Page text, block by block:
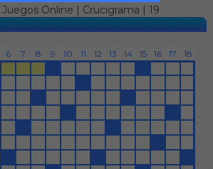
Juegos Online | Crucigrama | 19